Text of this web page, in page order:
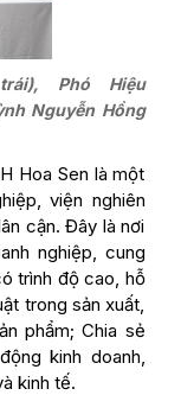
Phó Hiệu
Nguyễn Hồng
Hoa Sen là một
viện nghiên
cận. Đây là nơi
nghiệp, cung
trình độ cao, hỗ
trong sản xuất,
phẩm; Chia sẻ
kinh doanh,
kinh tế.